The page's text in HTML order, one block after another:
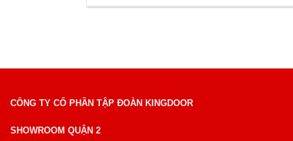
CÔNG TY CỔ PHẦN TẬP ĐOÀN KINGDOOR
SHOWROOM QUẬN 2